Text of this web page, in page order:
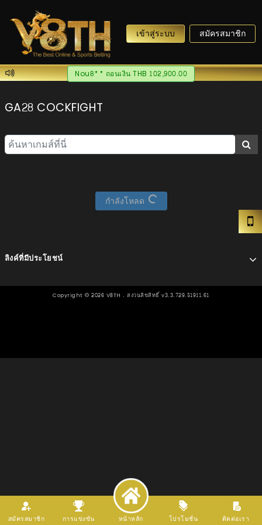
เข้าสู่ระบบ สมัครสมาชิก
Nou8** ถอนเงิน THB 102,900.00
GA28 COCKFIGHT
กำลังโหลด
ลิงค์ที่มีประโยชน์
Copyright ©2026 V8TH . สงวนลิขสิทธิ์ v3.3.729.51911.61
สมัครสมาชิก การแข่งขัน หน้าหลัก โปรโมชั่น ติดต่อเรา